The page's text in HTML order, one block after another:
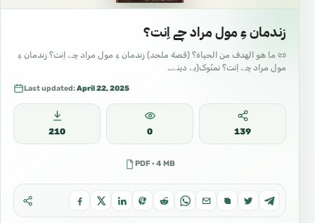
زندمان ءِ مول مراد چے اِنت؟
📜 ما هو الهدف من الحياة؟ (قصة ملحد) زندمان ءِ مول مراد چے اِنت؟ زندمان ءِ
مول مراد چے اِنت؟ نمنّوک(بے دینے…
Last updated:April 22, 2025
210 0 139
PDF · 4 MB